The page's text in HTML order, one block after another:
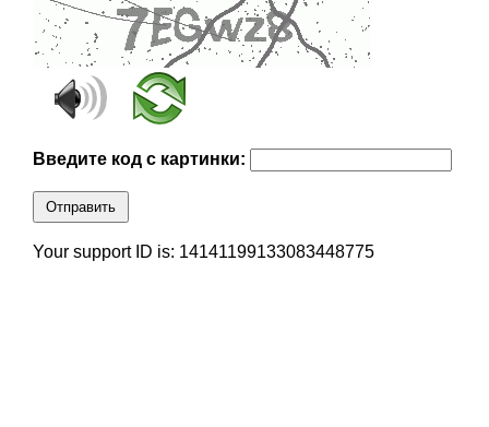
Введите код с картинки:
Отправить
Your support ID is: 14141199133083448775